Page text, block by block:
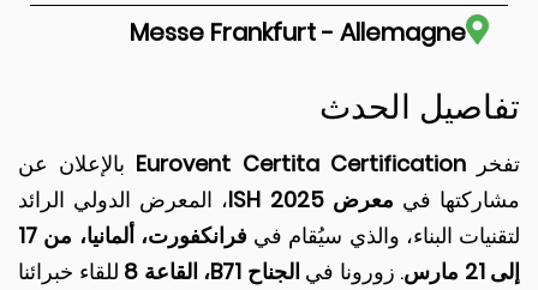
Messe Frankfurt - Allemagne
الحدث
Eurovent Certita Certificationبالإعلان عن
في معرض ISH 2025
، المعرض الدولي الرائد
البناء، والذي سيُقام في
فرانكفورت، ألمانيا، من 17
. زورونا فيالجناح B71، القاعة 8
للقاء خبرائنا